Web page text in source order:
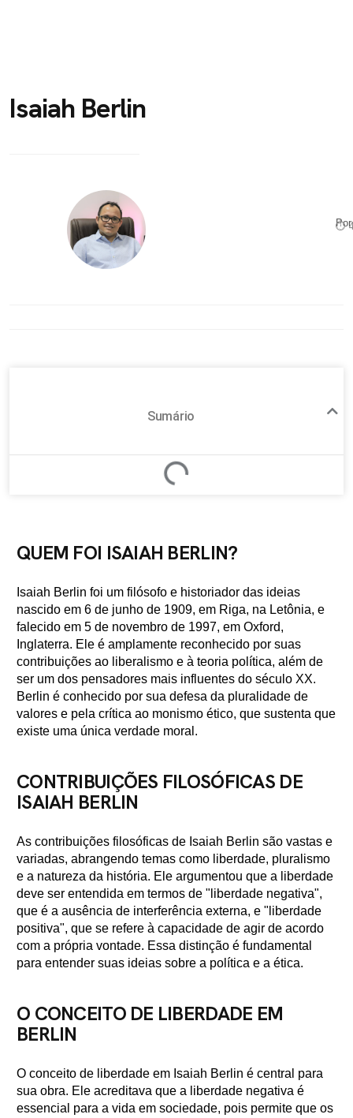
Isaiah Berlin
⏱
Sumário
QUEM FOI ISAIAH BERLIN?
Isaiah Berlin foi um filósofo e historiador das ideias
nascido em 6 de junho de 1909, em Riga, na Letônia, e
falecido em 5 de novembro de 1997, em Oxford,
Inglaterra. Ele é amplamente reconhecido por suas
contribuições ao liberalismo e à teoria política, além de
ser um dos pensadores mais influentes do século XX.
Berlin é conhecido por sua defesa da pluralidade de
valores e pela crítica ao monismo ético, que sustenta que
existe uma única verdade moral.
CONTRIBUIÇÕES FILOSÓFICAS DE
ISAIAH BERLIN
As contribuições filosóficas de Isaiah Berlin são vastas e
variadas, abrangendo temas como liberdade, pluralismo
e a natureza da história. Ele argumentou que a liberdade
deve ser entendida em termos de "liberdade negativa",
que é a ausência de interferência externa, e "liberdade
positiva", que se refere à capacidade de agir de acordo
com a própria vontade. Essa distinção é fundamental
para entender suas ideias sobre a política e a ética.
O CONCEITO DE LIBERDADE EM
BERLIN
O conceito de liberdade em Isaiah Berlin é central para
sua obra. Ele acreditava que a liberdade negativa é
essencial para a vida em sociedade, pois permite que os